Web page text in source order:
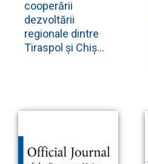
cooperării
dezvoltării
regionale dintre
Tiraspol și Chiș...